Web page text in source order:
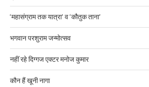
‘महासंग्राम तक यात्रा’ व ‘कौतुक ताना’
भगवान परशुराम जन्मोत्सव
नहीं रहे दिग्गज एक्टर मनोज कुमार
कौन हैं खूनी नागा